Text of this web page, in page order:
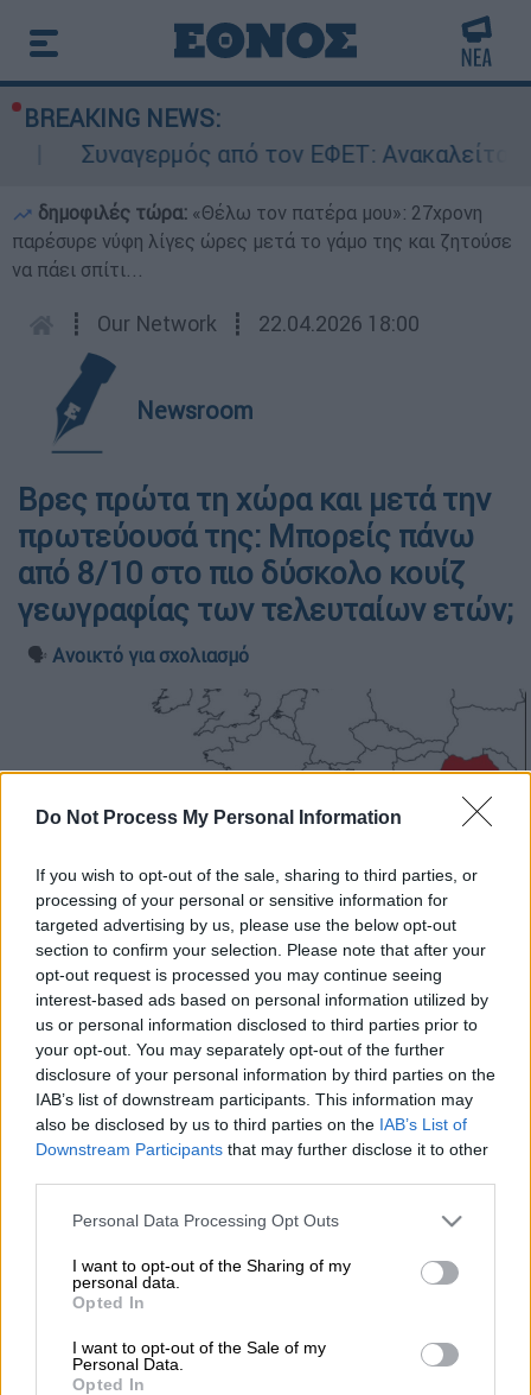
Do Not Process My Personal Information
If you wish to opt-out of the sale, sharing to third parties, or
processing of your personal or sensitive information for
targeted advertising by us, please use the below opt-out
section to confirm your selection. Please note that after your
opt-out request is processed you may continue seeing
interest-based ads based on personal information utilized by
us or personal information disclosed to third parties prior to
your opt-out. You may separately opt-out of the further
disclosure of your personal information by third parties on the
IAB’s list of downstream participants. This information may
also be disclosed by us to third parties on the IAB’s List of
Downstream Participants that may further disclose it to other
Please note that this website/app uses one or more Google
not limited to your visit or usage behaviour. You may click to
grant or deny consent to Google and its third-party tags to
use your data for below specified purposes in below Google
consent section.
Personal Data Processing Opt Outs
I want to opt-out of the Sharing of my
personal data.
Opted In
I want to opt-out of the Sale of my
Personal Data.
Opted In
BREAKING NEWS:
Συναγερμός από τον ΕΦΕΤ: Ανακαλείται
δημοφιλές τώρα: «Θέλω τον πατέρα μου»: 27χρονη
παρέσυρε νύφη λίγες ώρες μετά το γάμο της και ζητούσε
να πάει σπίτι...
┋ Our Network ┋ 22.04.2026 18:00
Newsroom
Βρες πρώτα τη χώρα και μετά την
πρωτεύουσά της: Μπορείς πάνω
από 8/10 στο πιο δύσκολο κουίζ
γεωγραφίας των τελευταίων ετών;
🗣️ Ανοικτό για σχολιασμό
Προσθέστε το ΕΘΝΟΣ στη Google
Ένα ακόμη τεστ που δείχνει απλό στην αρχή,
αλλά στην πράξη κρύβει παγίδες που λίγοι
περιμένουν, έχει αρχίσει να προκαλεί
γεωγραφία εύκολη υπόθεση.
το μοιραίο λάθος;